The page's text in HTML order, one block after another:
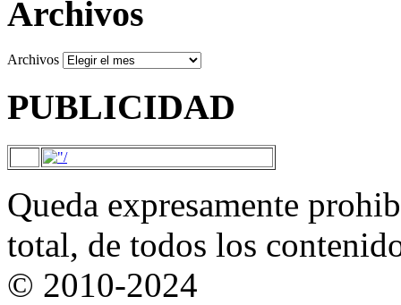
Archivos
Archivos
PUBLICIDAD
Queda expresamente
total, de todos los
© 2010-2024